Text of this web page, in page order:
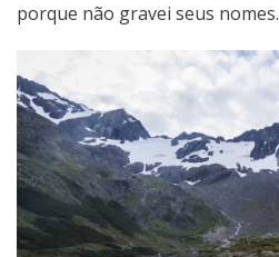
porque não gravei seus nomes.